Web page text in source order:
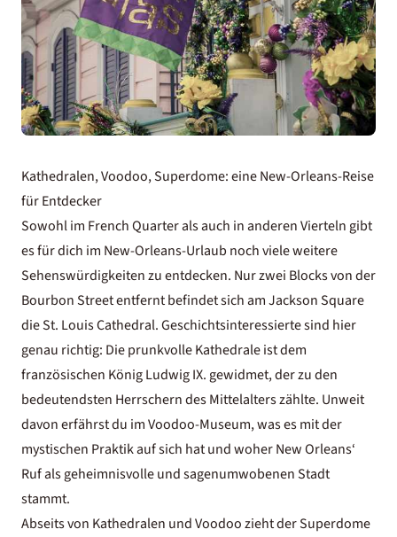
Kathedralen, Voodoo, Superdome: eine New-Orleans-Reise
für Entdecker
Sowohl im French Quarter als auch in anderen Vierteln gibt
es für dich im New-Orleans-Urlaub noch viele weitere
Sehenswürdigkeiten zu entdecken. Nur zwei Blocks von der
Bourbon Street entfernt befindet sich am Jackson Square
die St. Louis Cathedral. Geschichtsinteressierte sind hier
genau richtig: Die prunkvolle Kathedrale ist dem
französischen König Ludwig IX. gewidmet, der zu den
bedeutendsten Herrschern des Mittelalters zählte. Unweit
davon erfährst du im Voodoo-Museum, was es mit der
mystischen Praktik auf sich hat und woher New Orleans‘
Ruf als geheimnisvolle und sagenumwobenen Stadt
stammt.
Abseits von Kathedralen und Voodoo zieht der Superdome